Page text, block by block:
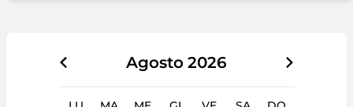
Agosto 2026